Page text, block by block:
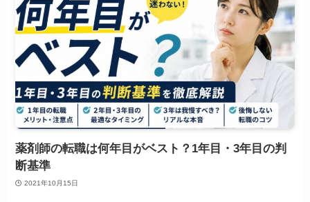
薬剤師の転職は何年目がベスト？1年目・3年目の判
断基準
2021年10月15日